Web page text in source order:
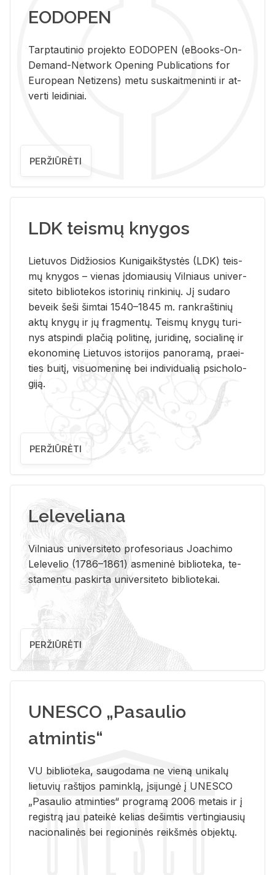
EODOPEN
Tarp­tau­ti­nio pro­jek­to EO­DO­PEN (eBo­oks-On-
De­mand-Ne­twork Ope­ning Pub­li­ca­tions for
Eu­ro­pe­an Ne­ti­zens) metu su­skait­me­nin­ti ir at­
ver­ti lei­di­niai.
PERŽIŪRĖTI
LDK teismų knygos
Lie­tu­vos Di­džio­sios Ku­ni­gaikš­tys­tės (LDK) teis­
mų kny­gos – vie­nas įdo­miau­sių Vil­niaus uni­ver­
si­te­to bi­b­lio­te­kos is­to­ri­nių rin­ki­nių. Jį su­da­ro
be­veik šeši šim­tai 1540–1845 m. rank­raš­ti­nių
aktų kny­gų ir jų frag­men­tų. Teis­mų kny­gų tu­ri­
nys at­spin­di pla­čią po­li­ti­nę, ju­ri­di­nę, so­cia­li­nę ir
eko­no­mi­nę Lie­tu­vos is­to­ri­jos pa­no­ra­mą, pra­ei­
ties bui­tį, vi­suo­me­ni­nę bei in­di­vi­dua­lią psi­cho­lo­
gi­ją.
PERŽIŪRĖTI
Leleveliana
Vil­niaus uni­ver­si­te­to pro­fe­so­riaus Jo­a­chi­mo
Le­le­ve­lio (1786–1861) as­me­ni­nė bi­b­lio­te­ka, te­
sta­men­tu pa­skir­ta uni­ver­si­te­to bi­b­lio­te­kai.
PERŽIŪRĖTI
UNESCO „Pasaulio
atmintis“
VU biblioteka, saugodama ne vieną unikalų
lietuvių raštijos paminklą, įsijungė į UNESCO
„Pasaulio atminties“ programą 2006 metais ir į
registrą jau pateikė kelias dešimtis vertingiausių
nacionalinės bei regioninės reikšmės objektų.